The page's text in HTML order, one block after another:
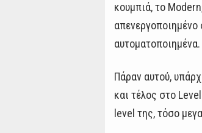
κουμπιά, το
Πάραν αυτού,
και τέλος στο
level της, τόσο